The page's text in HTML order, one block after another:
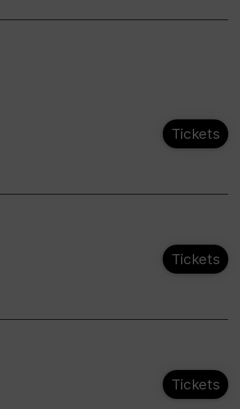
Tickets
Tickets
Tickets